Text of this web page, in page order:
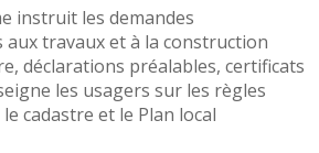
instruit les demandes
aux travaux et à la construction
déclarations préalables, certificats
les usagers sur les règles
cadastre et le Plan local